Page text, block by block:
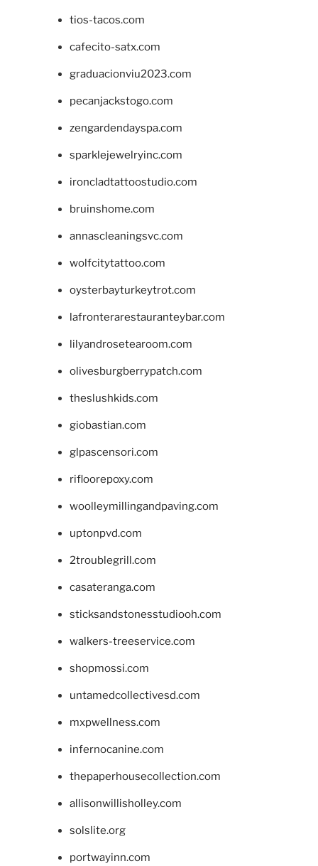
tios-tacos.com
cafecito-satx.com
graduacionviu2023.com
pecanjackstogo.com
zengardendayspa.com
sparklejewelryinc.com
ironcladtattoostudio.com
bruinshome.com
annascleaningsvc.com
wolfcitytattoo.com
oysterbayturkeytrot.com
lafronterarestauranteybar.com
lilyandrosetearoom.com
olivesburgberrypatch.com
theslushkids.com
giobastian.com
glpascensori.com
rifloorepoxy.com
woolleymillingandpaving.com
uptonpvd.com
2troublegrill.com
casateranga.com
sticksandstonesstudiooh.com
walkers-treeservice.com
shopmossi.com
untamedcollectivesd.com
mxpwellness.com
infernocanine.com
thepaperhousecollection.com
allisonwillisholley.com
solslite.org
portwayinn.com